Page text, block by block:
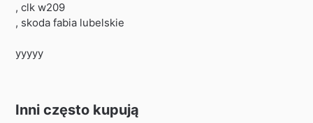
, clk w209
, skoda fabia lubelskie
yyyyy
Inni często kupują